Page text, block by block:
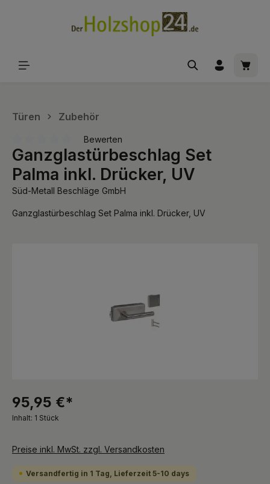
Türen Zubehör
Durchschnittliche Bewertung von 0 von 5 Sternen
Bewerten
Ganzglastürbeschlag Set
Palma inkl. Drücker, UV
Süd-Metall Beschläge GmbH
Ganzglastürbeschlag Set Palma inkl. Drücker, UV
95,95 €*
Inhalt: 1 Stück
Preise inkl. MwSt. zzgl. Versandkosten
Versandfertig in 1 Tag, Lieferzeit 5-10 days